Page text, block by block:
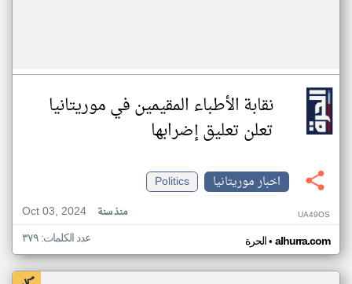
نقابة الأطباء المقيمين في موريتانيا
تعلن تعليق إضرابها
اخبار موريتانيا
Politics
Oct 03, 2024
منذ سنة UA49OS
الحرة• alhurra.com عدد الكلمات: ٣٧٩